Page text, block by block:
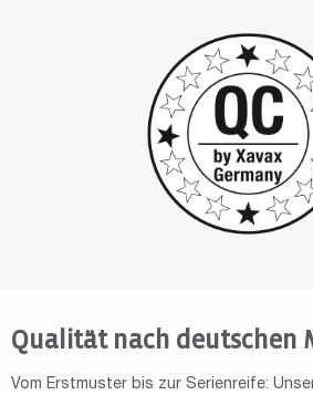
Qualität nach deutschen
Vom Erstmuster bis zur Serienreife: